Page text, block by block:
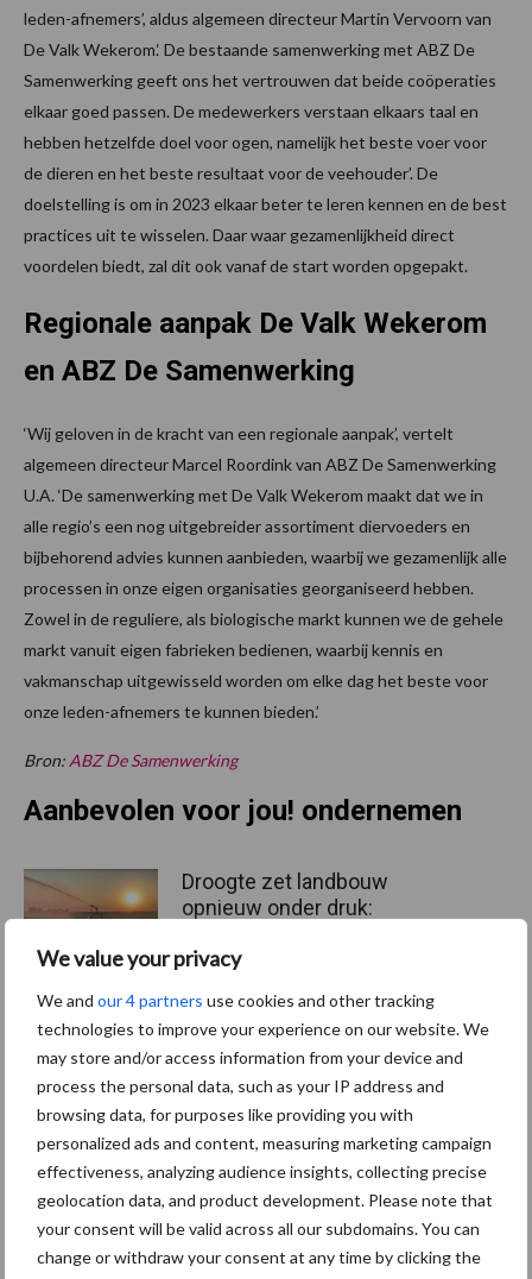
We value your privacy
We and our 4 partners use cookies and other tracking
technologies to improve your experience on our website. We
may store and/or access information from your device and
process the personal data, such as your IP address and
browsing data, for purposes like providing you with
personalized ads and content, measuring marketing campaign
effectiveness, analyzing audience insights, collecting precise
geolocation data, and product development. Please note that
your consent will be valid across all our subdomains. You can
change or withdraw your consent at any time by clicking the
leden-afnemers’, aldus algemeen directeur Martin Vervoorn van
De Valk Wekerom.‘ De bestaande samenwerking met ABZ De
Samenwerking geeft ons het vertrouwen dat beide coöperaties
elkaar goed passen. De medewerkers verstaan elkaars taal en
hebben hetzelfde doel voor ogen, namelijk het beste voer voor
de dieren en het beste resultaat voor de veehouder’. De
doelstelling is om in 2023 elkaar beter te leren kennen en de best
practices uit te wisselen. Daar waar gezamenlijkheid direct
voordelen biedt, zal dit ook vanaf de start worden opgepakt.
Regionale aanpak De Valk Wekerom
en ABZ De Samenwerking
‘Wij geloven in de kracht van een regionale aanpak’, vertelt
algemeen directeur Marcel Roordink van ABZ De Samenwerking
U.A. ‘De samenwerking met De Valk Wekerom maakt dat we in
alle regio’s een nog uitgebreider assortiment diervoeders en
bijbehorend advies kunnen aanbieden, waarbij we gezamenlijk alle
processen in onze eigen organisaties georganiseerd hebben.
Zowel in de reguliere, als biologische markt kunnen we de gehele
markt vanuit eigen fabrieken bedienen, waarbij kennis en
vakmanschap uitgewisseld worden om elke dag het beste voor
onze leden-afnemers te kunnen bieden.’
Bron:ABZ De Samenwerking
Aanbevolen voor jou! ondernemen
Droogte zet landbouw
opnieuw onder druk:
versterkt watertekort
Buitenuitloop: hoeveel
nutriënten halen varkens
daaruit?
Europese Commissie stelt
veehouderijstrategie vast:
op naar een sterke,